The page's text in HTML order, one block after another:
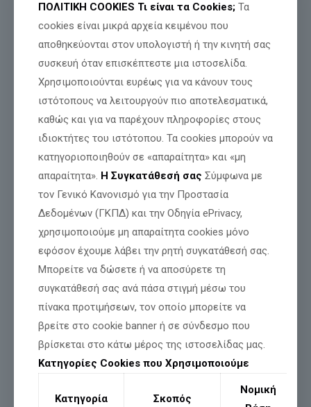
ΠΟΛΙΤΙΚΗ COOKIES Τι είναι τα Cookies; Τα
cookies είναι μικρά αρχεία κειμένου που
αποθηκεύονται στον υπολογιστή ή την κινητή σας
συσκευή όταν επισκέπτεστε μια ιστοσελίδα.
Χρησιμοποιούνται ευρέως για να κάνουν τους
ιστότοπους να λειτουργούν πιο αποτελεσματικά,
καθώς και για να παρέχουν πληροφορίες στους
ιδιοκτήτες του ιστότοπου. Τα cookies μπορούν να
κατηγοριοποιηθούν σε «απαραίτητα» και «μη
απαραίτητα». Η Συγκατάθεσή σας Σύμφωνα με
τον Γενικό Κανονισμό για την Προστασία
Δεδομένων (ΓΚΠΔ) και την Οδηγία ePrivacy,
χρησιμοποιούμε μη απαραίτητα cookies μόνο
εφόσον έχουμε λάβει την ρητή συγκατάθεσή σας.
Μπορείτε να δώσετε ή να αποσύρετε τη
συγκατάθεσή σας ανά πάσα στιγμή μέσω του
πίνακα προτιμήσεων, τον οποίο μπορείτε να
βρείτε στο cookie banner ή σε σύνδεσμο που
βρίσκεται στο κάτω μέρος της ιστοσελίδας μας.
Κατηγορίες Cookies που Χρησιμοποιούμε
Κατηγορία Σκοπός
Νομική